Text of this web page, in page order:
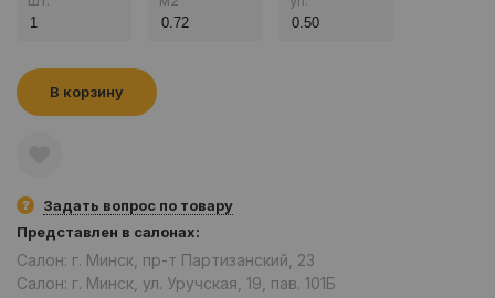
В корзину
Задать вопрос по товару
Представлен в салонах:
Салон: г. Минск, пр-т Партизанский, 23
Салон: г. Минск, ул. Уручская, 19, пав. 101Б